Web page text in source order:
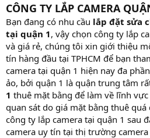
CÔNG TY LẮP CAMERA
Bạn đang có nhu cầu lắp đặt sửa
tại quận 1, vậy chọn công ty lắp
và giá rẻ, chúng tôi xin giới thiệu
tín hàng đầu tại TPHCM để bạn
camera tại quận 1 hiện nay đa
ảo, bởi quận 1 là quận trung tâm
1 thuê mặt bằng để làm về lĩnh
quan sát do giá mặt bằng thuê quá
công ty lắp camera tại quận 1 sau
camera uy tín tại thị trường camera